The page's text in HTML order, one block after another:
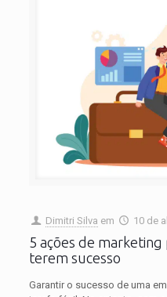
Dimitri Silva em 10 de
5 ações de marketing
terem sucesso
Garantir o sucesso de uma